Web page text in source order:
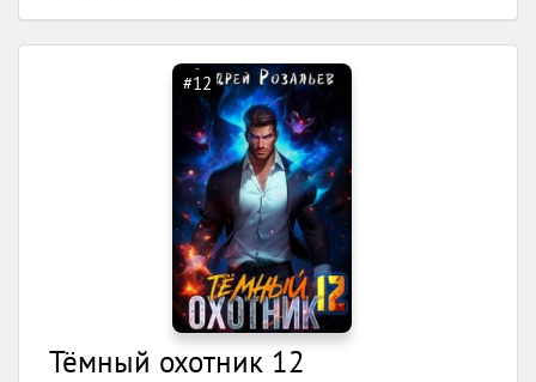
#12
Тёмный охотник 12